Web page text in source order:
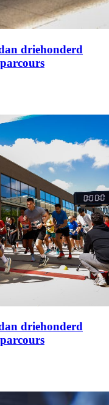
driehonderd
driehonderd